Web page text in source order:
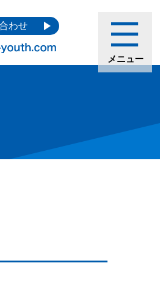
わせ
メニュー